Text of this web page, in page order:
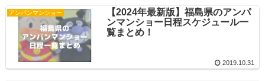
アンパンマンショー
【2024年最新版】福島県のアンパ
ンマンショー日程スケジュール一
覧まとめ！
2019.10.31